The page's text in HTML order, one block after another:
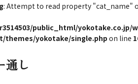
: Attempt to read property "cat_name"
public_html/yokotake.co.jp/
themes/yokotake/single.php on line
通し